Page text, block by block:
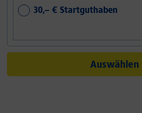
30,– € Startguthaben
Auswählen